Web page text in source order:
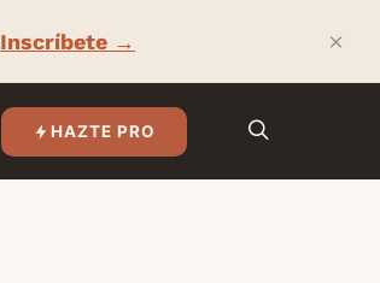
Inscríbete → ×
HAZTE PRO